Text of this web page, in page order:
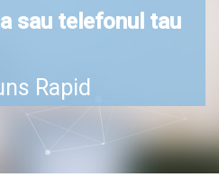
sau telefonul tau
Rapid